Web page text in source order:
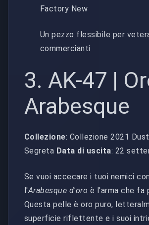
Factory New
Un pezzo flessibile per
commercianti
3. AK-47 |
Arabesque
Collezione: Collezione 2021
Segreta Data di uscita: 22
Se vuoi accecare i tuoi nemici
l'Arabesque d'oro è l'arma che fa
Questa pelle è oro puro,
superficie riflettente e i suoi